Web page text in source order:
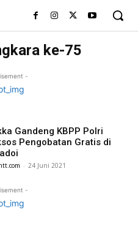
ke-75
-
Gandeng KBPP Polri
Pengobatan Gratis di
- 24 Juni 2021
-